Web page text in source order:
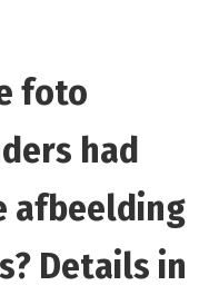
foto
had
afbeelding
Details in